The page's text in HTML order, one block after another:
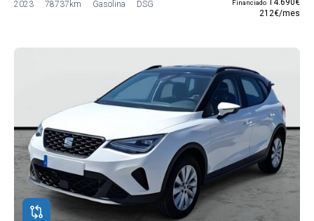
2023 78737km Gasolina DSG Financiado 14.690€
212€/mes